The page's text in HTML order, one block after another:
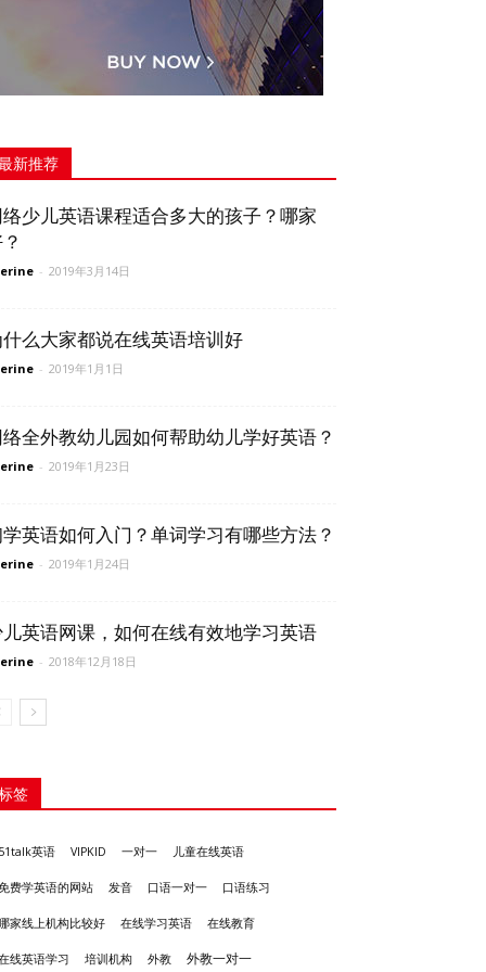
新推荐
络少儿英语课程适合多大的孩子？哪家
- 2019年3月14日
什么大家都说在线英语培训好
- 2019年1月1日
络全外教幼儿园如何帮助幼儿学好英语？
- 2019年1月23日
英语如何入门？单词学习有哪些方法？
- 2019年1月24日
儿英语网课，如何在线有效地学习英语
- 2018年12月18日
签
51talk英语 VIPKID 一对一 儿童在线英语
费学英语的网站 发音 口语一对一 口语练习
家线上机构比较好 在线学习英语 在线教育
线英语学习 培训机构 外教 外教一对一